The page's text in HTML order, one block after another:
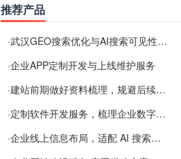
推荐产品
·武汉GEO搜索优化与AI搜索可见性服务
·企业APP定制开发与上线维护服务
·建站前期做好资料梳理，规避后续各类使用难题
·定制软件开发服务，梳理企业数字化落地常见难点
·企业线上信息布局，适配 AI 搜索需要留意这些要点